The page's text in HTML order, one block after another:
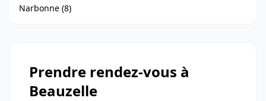
Narbonne (8)
Prendre rendez-vous à
Beauzelle